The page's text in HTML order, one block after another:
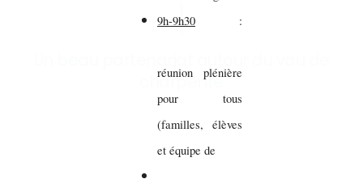
9h-9h30 :
réunion plénière
pour tous
(familles, élèves
et équipe de
charpente